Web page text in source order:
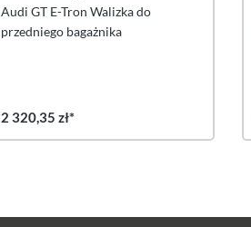
Audi GT E-Tron Walizka do
przedniego bagażnika
2 320,35 zł*